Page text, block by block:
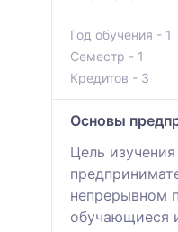
Год обучения - 1
Семестр - 1
Кредитов - 3
Основы
Цель
непрерывном
обучающиеся